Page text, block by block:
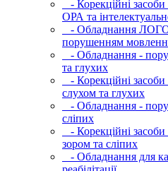
- Корекційні
ОРА та
- Обладнання
порушенням
- Обладнання -
та глухих
- Корекційні
слухом та глухих
- Обладнання -
сліпих
- Корекційні
зором та сліпих
- Обладнання для